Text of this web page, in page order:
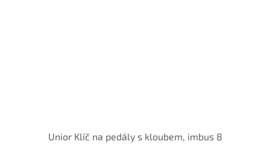
Unior Klíč na pedály s kloubem, imbus 8